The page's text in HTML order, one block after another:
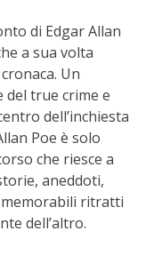
di Edgar Allan
a sua volta
Un
del true crime e
dell’inchiesta
Poe è solo
che riesce a
aneddoti,
memorabili ritratti
dell’altro.